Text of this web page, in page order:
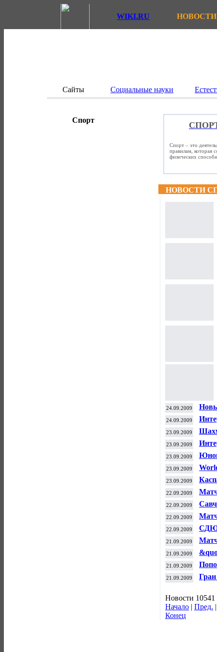
WIKI.RU НОВОСТИ
Сайты Социальные науки
Спорт
Спорт – это
правилам, которая
физических
НОВОСТИ
24.09.2009
24.09.2009
23.09.2009
23.09.2009
23.09.2009
23.09.2009
23.09.2009
22.09.2009
22.09.2009
22.09.2009
22.09.2009
21.09.2009
21.09.2009
21.09.2009
21.09.2009
Новости 10541
Начало | Пред. |
Конец